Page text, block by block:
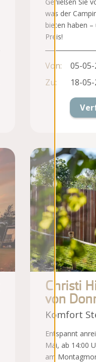
was der
bieten haben
Preis!
Von:
05-
Zu:
18-
Christi
von
Komfort
Entspannt
Mai, ab 14:00
am